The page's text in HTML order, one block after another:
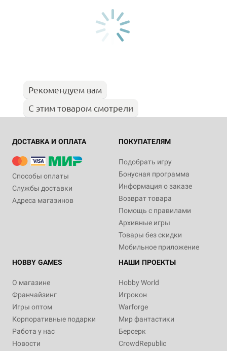
Рекомендуем вам
С этим товаром смотрели
ДОСТАВКА И ОПЛАТА
Способы оплаты
Службы доставки
Адреса магазинов
ПОКУПАТЕЛЯМ
Подобрать игру
Бонусная программа
Информация о заказе
Возврат товара
Помощь с правилами
Архивные игры
Товары без скидки
Мобильное приложение
HOBBY GAMES
О магазине
Франчайзинг
Игры оптом
Корпоративные подарки
Работа у нас
Новости
НАШИ ПРОЕКТЫ
Hobby World
Игрокон
Warforge
Мир фантастики
Берсерк
CrowdRepublic